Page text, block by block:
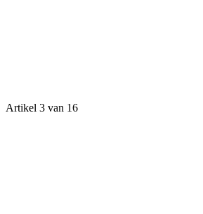
Artikel 3 van 16